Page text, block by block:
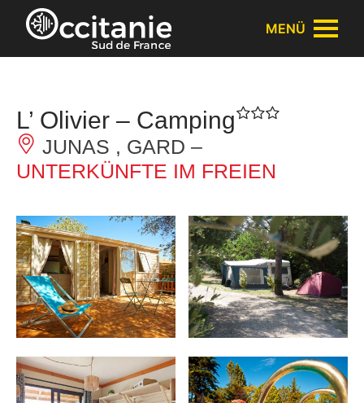
Cookie-Einstellungen
MENÜ
L’ Olivier – Camping
JUNAS , GARD –
UNTERKÜNFTE IM FREIEN